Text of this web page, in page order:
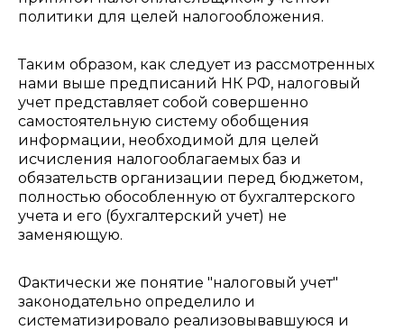
политики для целей налогообложения.
Таким образом, как следует из рассмотренных
нами выше предписаний НК РФ, налоговый
учет представляет собой совершенно
самостоятельную систему обобщения
информации, необходимой для целей
исчисления налогооблагаемых баз и
обязательств организации перед бюджетом,
полностью обособленную от бухгалтерского
учета и его (бухгалтерский учет) не
заменяющую.
Фактически же понятие "налоговый учет"
законодательно определило и
систематизировало реализовывавшуюся и